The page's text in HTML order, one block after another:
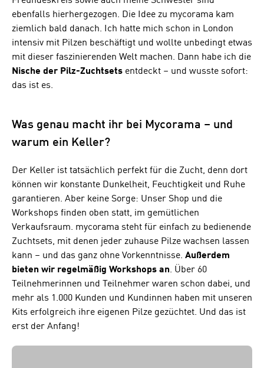
ebenfalls hierhergezogen. Die Idee zu mycorama kam
ziemlich bald danach. Ich hatte mich schon in London
intensiv mit Pilzen beschäftigt und wollte unbedingt etwas
mit dieser faszinierenden Welt machen. Dann habe ich die
Nische der Pilz-Zuchtsets entdeckt – und wusste sofort:
das ist es.
Was genau macht ihr bei Mycorama – und
warum ein Keller?
Der Keller ist tatsächlich perfekt für die Zucht, denn dort
können wir konstante Dunkelheit, Feuchtigkeit und Ruhe
garantieren. Aber keine Sorge: Unser Shop und die
Workshops finden oben statt, im gemütlichen
Verkaufsraum. mycorama steht für einfach zu bedienende
Zuchtsets, mit denen jeder zuhause Pilze wachsen lassen
kann – und das ganz ohne Vorkenntnisse. Außerdem
bieten wir regelmäßig Workshops an. Über 60
Teilnehmerinnen und Teilnehmer waren schon dabei, und
mehr als 1.000 Kunden und Kundinnen haben mit unseren
Kits erfolgreich ihre eigenen Pilze gezüchtet. Und das ist
erst der Anfang!